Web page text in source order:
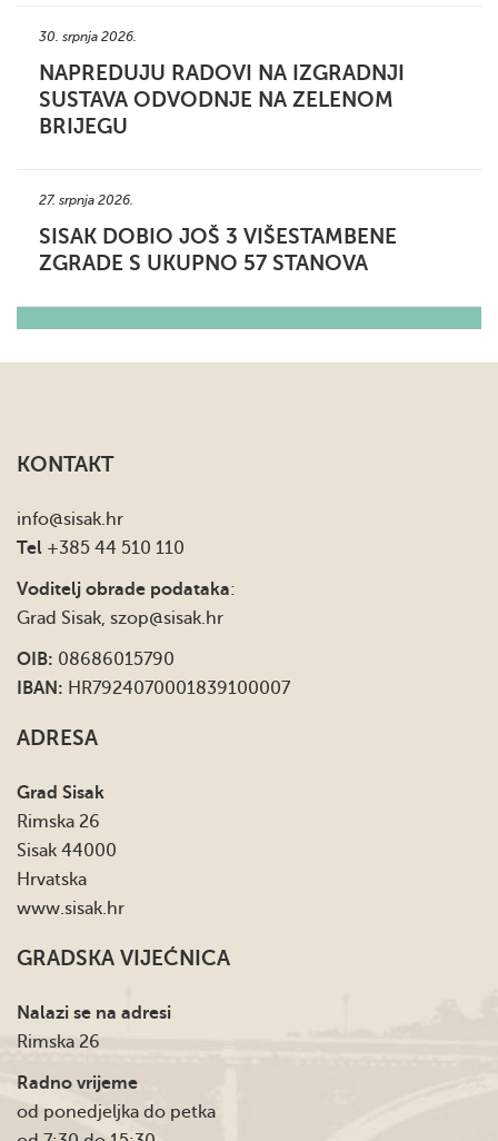
30. srpnja 2026.
NAPREDUJU RADOVI NA IZGRADNJI
SUSTAVA ODVODNJE NA ZELENOM
BRIJEGU
27. srpnja 2026.
SISAK DOBIO JOŠ 3 VIŠESTAMBENE
ZGRADE S UKUPNO 57 STANOVA
KONTAKT
info@sisak.hr
Tel +385 44 510 110
Voditelj obrade podataka:
Grad Sisak, szop@sisak.hr
OIB: 08686015790
IBAN: HR7924070001839100007
ADRESA
Grad Sisak
Rimska 26
Sisak 44000
Hrvatska
www.sisak.hr
GRADSKA VIJEĆNICA
Nalazi se na adresi
Rimska 26
Radno vrijeme
od ponedjeljka do petka